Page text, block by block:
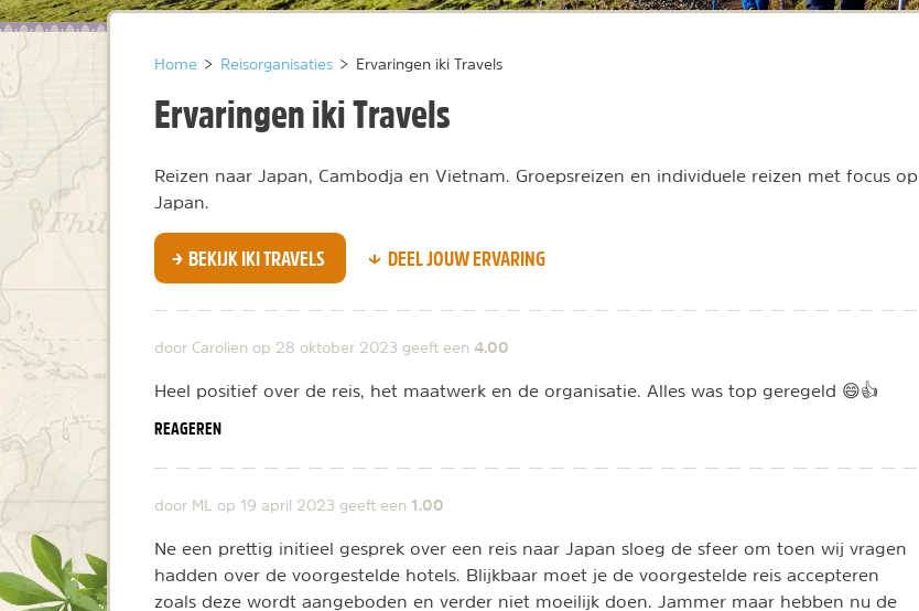
Home > Reisorganisaties > Ervaringen iki Travels
Ervaringen iki Travels
Reizen naar Japan, Cambodja en Vietnam. Groepsreizen en individuele reizen met focus op
Japan.
BEKIJK IKI TRAVELS DEEL JOUW ERVARING
door Carolien op 28 oktober 2023 geeft een 4.00
Heel positief over de reis, het maatwerk en de organisatie. Alles was top geregeld 😄👍
REAGEREN
door ML op 19 april 2023 geeft een 1.00
Ne een prettig initieel gesprek over een reis naar Japan sloeg de sfeer om toen wij vragen
hadden over de voorgestelde hotels. Blijkbaar moet je de voorgestelde reis accepteren
zoals deze wordt aangeboden en verder niet moeilijk doen. Jammer maar hebben nu de